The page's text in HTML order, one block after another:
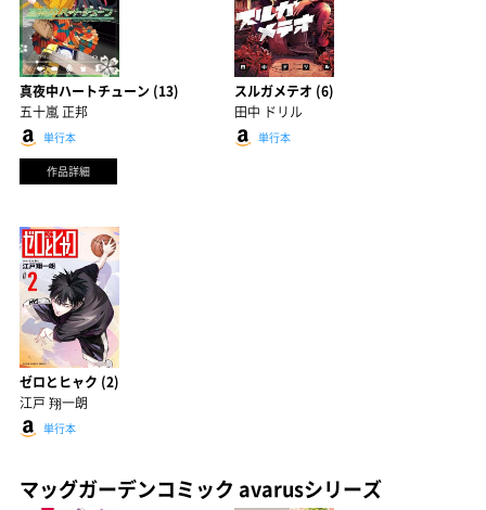
真夜中ハートチューン (13)
五十嵐 正邦
単行本
作品詳細
スルガメテオ (6)
田中 ドリル
単行本
ゼロとヒャク (2)
江戸 翔一朗
単行本
マッグガーデンコミック avarusシリーズ